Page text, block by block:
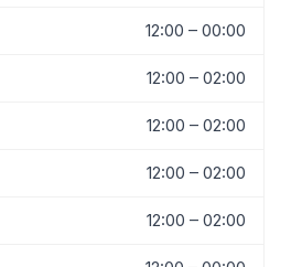
12:00 – 00:00
12:00 – 02:00
12:00 – 02:00
12:00 – 02:00
12:00 – 02:00